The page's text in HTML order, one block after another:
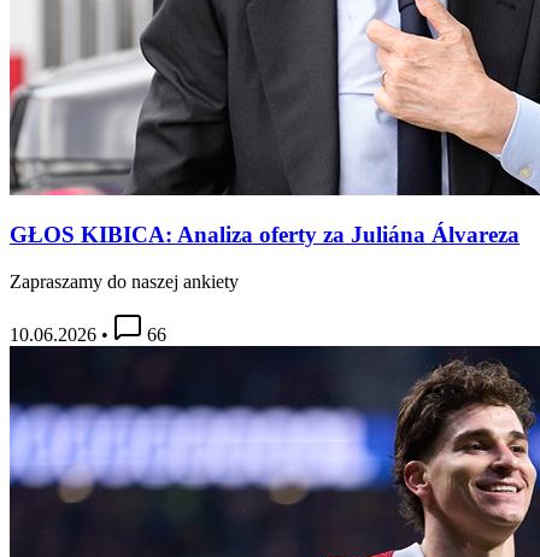
GŁOS KIBICA: Analiza oferty za Juliána Álvareza
Zapraszamy do naszej ankiety
10.06.2026 • 66